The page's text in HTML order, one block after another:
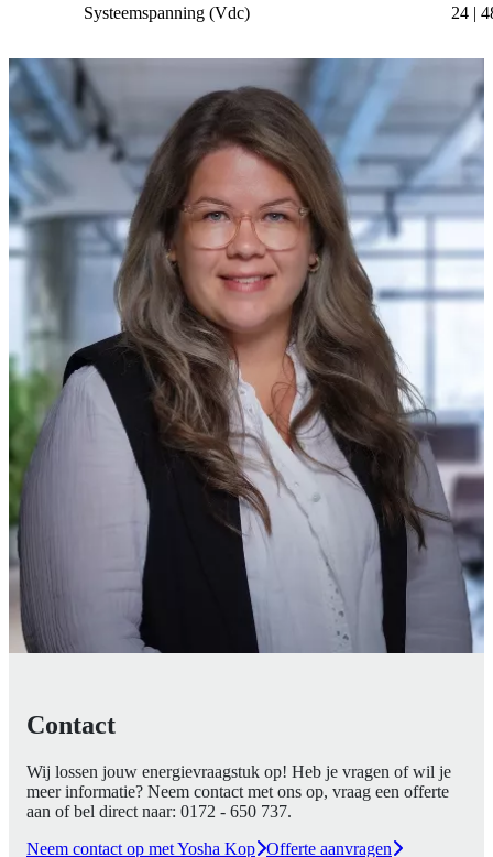
Systeemspanning (Vdc) 24 |
Contact
Wij lossen jouw energievraagstuk op! Heb je vragen of wil je
meer informatie? Neem contact met ons op, vraag een offerte
aan of bel direct naar: 0172 - 650 737.
Neem contact op met Yosha Kop Offerte aanvragen